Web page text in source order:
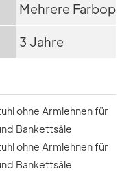
Mehrere
3 Jahre